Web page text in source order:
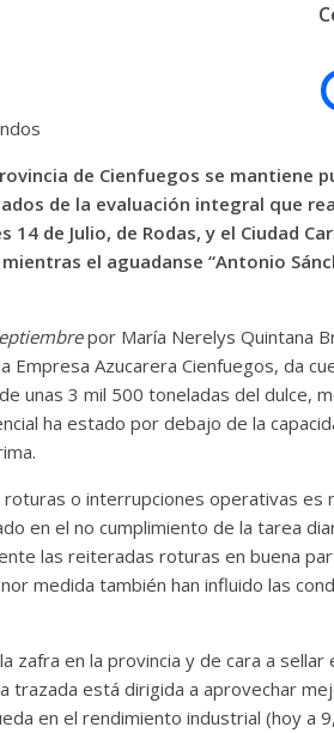
de Cienfuegos se mantiene
de la evaluación integral que
de Julio, de Rodas, y el Ciudad
el aguadanse “Antonio
por María Nerelys Quintana
Empresa Azucarera Cienfuegos, da
unas 3 mil 500 toneladas del dulce,
ha estado por debajo de la
o interrupciones operativas es
en el no cumplimiento de la tarea
las reiteradas roturas en buena
medida también han influido las
zafra en la provincia y de cara a
está dirigida a aprovechar
en el rendimiento industrial (hoy a